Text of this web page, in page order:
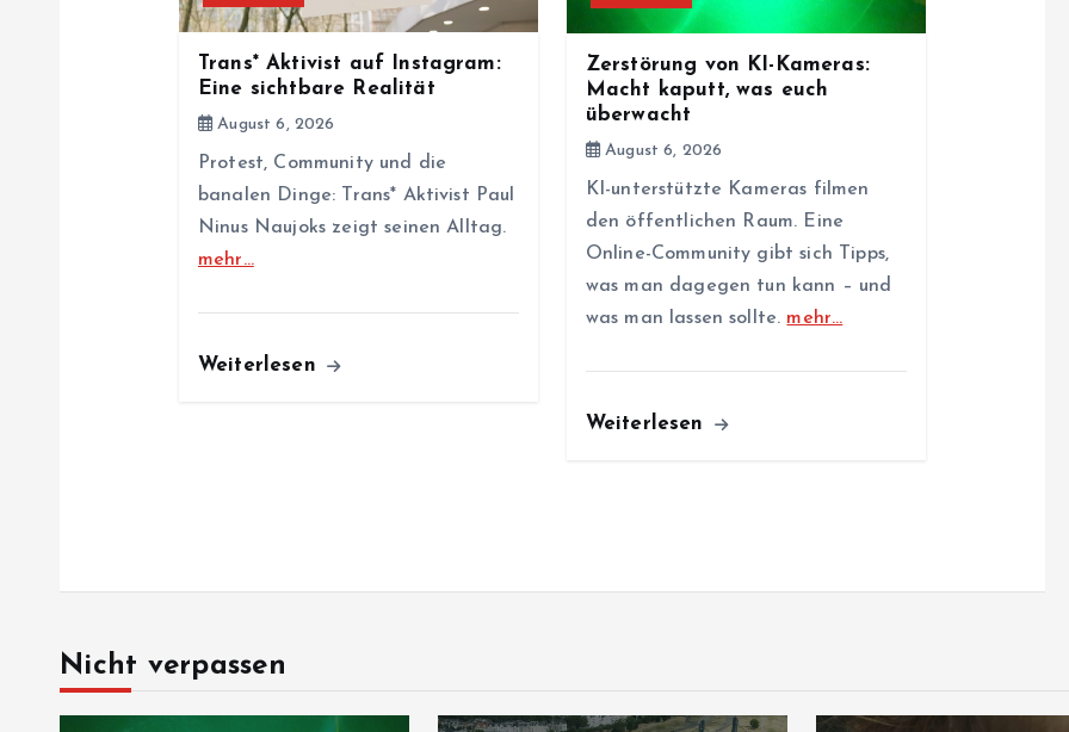
Trans* Aktivist auf Instagram:
Eine sichtbare Realität
August 6, 2026
Protest, Community und die
banalen Dinge: Trans* Aktivist Paul
Ninus Naujoks zeigt seinen Alltag.
mehr…
Weiterlesen
Zerstörung von KI-Kameras:
Macht kaputt, was euch
überwacht
August 6, 2026
KI-unterstützte Kameras filmen
den öffentlichen Raum. Eine
Online-Community gibt sich Tipps,
was man dagegen tun kann – und
was man lassen sollte. mehr…
Weiterlesen
Nicht verpassen